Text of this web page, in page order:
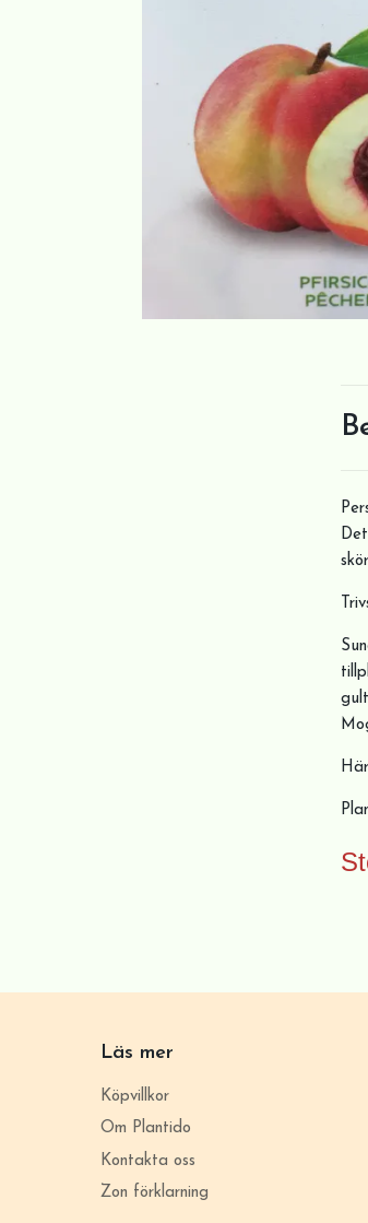
Läs mer
Köpvillkor
Om Plantido
Kontakta oss
Zon förklarning